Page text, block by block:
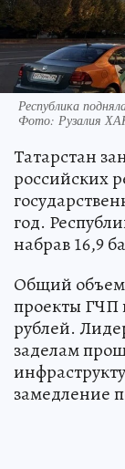
Республика
Фото: Рузалия
Татарстан
российских
год.
набрав 16,9
Общий
проекты ГЧП
рублей.
заделам
замедление